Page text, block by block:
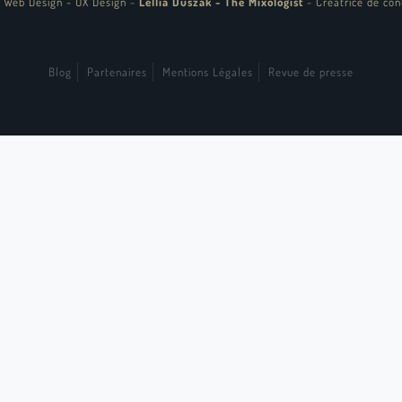
Blog Partenaires Mentions Légales Revue de presse